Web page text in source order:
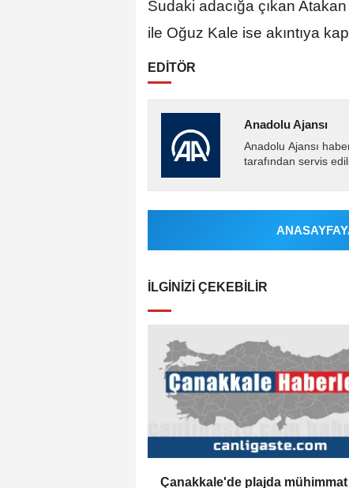
Sudaki adacığa çıkan
ile Oğuz Kale ise akıntıya
EDİTÖR
Anadolu Ajansı
Anadolu Ajansı
tarafından servis
İLGINIZI ÇEKEBILIR
Çanakkale'de plajda mühimmat